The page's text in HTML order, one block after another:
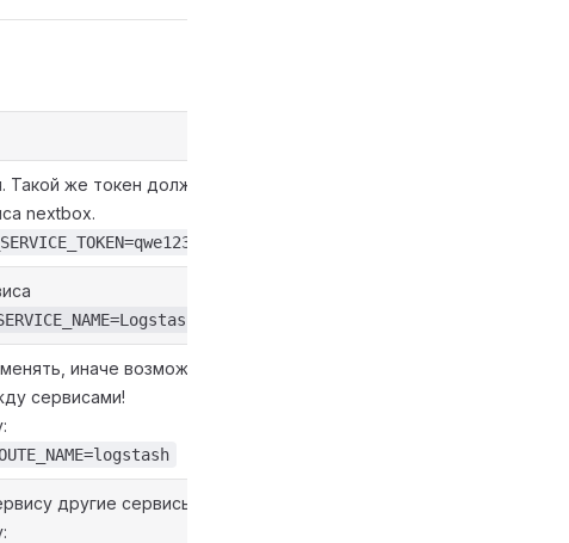
же токен должен
nextbox.
иначе возможны
сервисами!
другие сервисы NB.